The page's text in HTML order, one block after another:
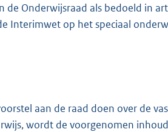
de Onderwijsraad als bedoeld in
Interimwet op het speciaal
aan de raad doen over de
wordt de voorgenomen